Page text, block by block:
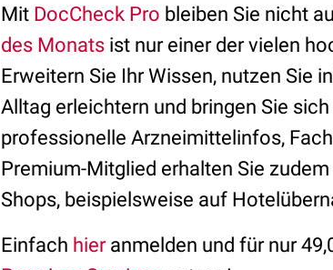
Mit DocCheck Pro bleiben Sie nicht
des Monats ist nur einer der vielen
Erweitern Sie Ihr Wissen, nutzen Sie
Alltag erleichtern und bringen Sie
professionelle Arzneimittelinfos,
Premium-Mitglied erhalten Sie
Shops, beispielsweise auf
Einfach hieranmelden und für nur